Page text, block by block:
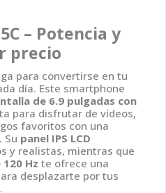
– Potencia y
precio
para convertirse en tu
día. Este smartphone
de 6.9 pulgadas con
para disfrutar de vídeos,
favoritos con una
Su panel IPS LCD
y realistas, mientras que
Hz te ofrece una
desplazarte por tus